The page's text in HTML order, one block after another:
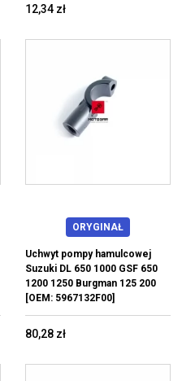
12,34 zł
ORYGINAŁ
Uchwyt pompy hamulcowej
Suzuki DL 650 1000 GSF 650
1200 1250 Burgman 125 200
[OEM: 5967132F00]
80,28 zł